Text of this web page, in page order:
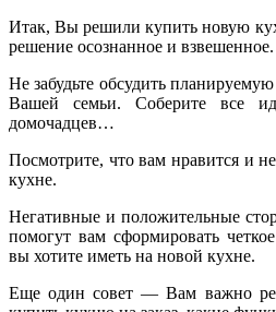
Итак, Вы решили купить новую
решение осознанное и взвешенное.
Не забудьте обсудить
Вашей семьи. Соберите все
домочадцев…
Посмотрите, что вам нравится и
кухне.
Негативные и положительные
помогут вам сформировать
вы хотите иметь на новой кухне.
Еще один совет — Вам важно